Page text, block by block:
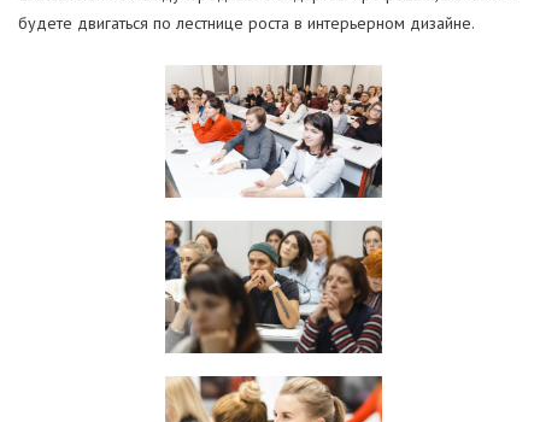
будете двигаться по лестнице роста в интерьерном дизайне.